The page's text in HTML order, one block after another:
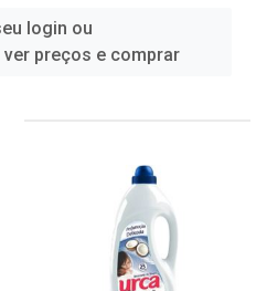
login ou
preços e comprar